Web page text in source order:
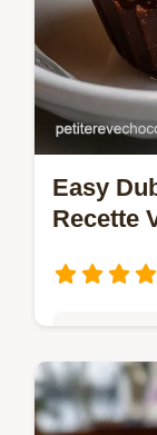
Easy
Recette
Découvrez
Chocolate